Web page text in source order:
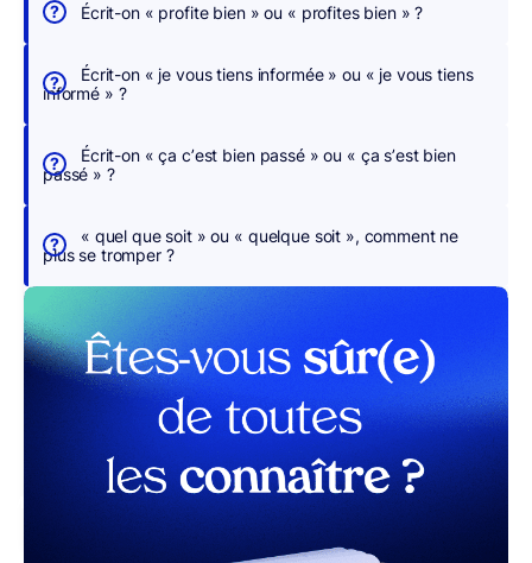
r
i
g
o
p
o
r
v
MerciApp (gratuit)
Écrit-on « profite bien » ou « profites bien » ?
Écrit-on « je vous tiens informée » ou « je vous tiens
informé » ?
Écrit-on « ça c’est bien passé » ou « ça s’est bien
passé » ?
« quel que soit » ou « quelque soit », comment ne
plus se tromper ?